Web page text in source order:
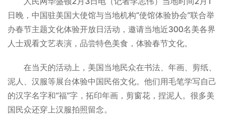
日晚，中国驻美国大使馆与当地机构“使馆体验协会”联合举
办春节主题文化体验开放日活动，邀请当地近300名美各界
人士观看文艺表演，品尝特色美食，体验春节文化。
在当天的活动上，美国当地民众在书法、年画、剪纸、
泥人、汉服等展台体验中国民俗文化。他们用毛笔学写自己
的汉字名字和“福”字，拓印年画，剪窗花，捏泥人。很多美
国民众还穿上汉服拍照留念。